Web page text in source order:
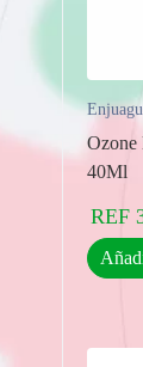
Ozone
40Ml
REF